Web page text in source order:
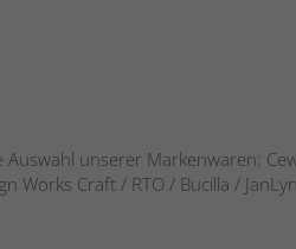
Auswahl unserer Markenwaren:
Works Craft / RTO / Bucilla /